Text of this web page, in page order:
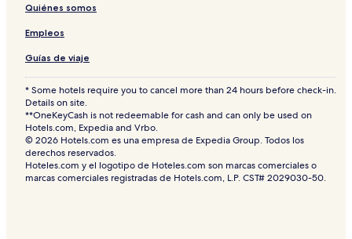
Quiénes somos
Empleos
Guías de viaje
* Some hotels require you to cancel more than 24 hours before check-in.
Details on site.
**OneKeyCash is not redeemable for cash and can only be used on
Hotels.com, Expedia and Vrbo.
© 2026 Hotels.com es una empresa de Expedia Group. Todos los
derechos reservados.
Hoteles.com y el logotipo de Hoteles.com son marcas comerciales o
marcas comerciales registradas de Hotels.com, L.P. CST# 2029030-50.